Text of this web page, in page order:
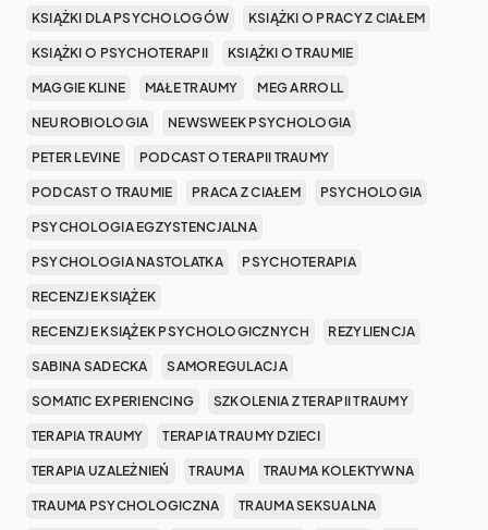
KSIĄŻKI DLA PSYCHOLOGÓW KSIĄŻKI O PRACY Z CIAŁEM
KSIĄŻKI O PSYCHOTERAPII KSIĄŻKI O TRAUMIE
MAGGIE KLINE MAŁE TRAUMY MEG ARROLL
NEUROBIOLOGIA NEWSWEEK PSYCHOLOGIA
PETER LEVINE PODCAST O TERAPII TRAUMY
PODCAST O TRAUMIE PRACA Z CIAŁEM PSYCHOLOGIA
PSYCHOLOGIA EGZYSTENCJALNA
PSYCHOLOGIA NASTOLATKA PSYCHOTERAPIA
RECENZJE KSIĄŻEK
RECENZJE KSIĄŻEK PSYCHOLOGICZNYCH REZYLIENCJA
SABINA SADECKA SAMOREGULACJA
SOMATIC EXPERIENCING SZKOLENIA Z TERAPII TRAUMY
TERAPIA TRAUMY TERAPIA TRAUMY DZIECI
TERAPIA UZALEŻNIEŃ TRAUMA TRAUMA KOLEKTYWNA
TRAUMA PSYCHOLOGICZNA TRAUMA SEKSUALNA